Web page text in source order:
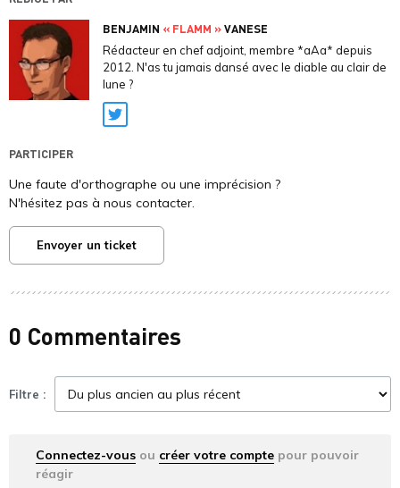
BENJAMIN « FLAMM »VANESE
Rédacteur en chef adjoint, membre *aAa* depuis
2012. N'as tu jamais dansé avec le diable au clair de
lune ?
Twitter
PARTICIPER
Une faute d'orthographe ou une imprécision ?
N'hésitez pas à nous contacter.
Envoyer un ticket
0 Commentaires
Filtre :
Connectez-vous ou créer votre compte pour pouvoir
réagir